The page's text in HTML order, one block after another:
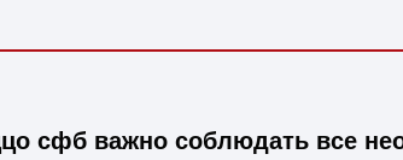
сфб важно соблюдать все